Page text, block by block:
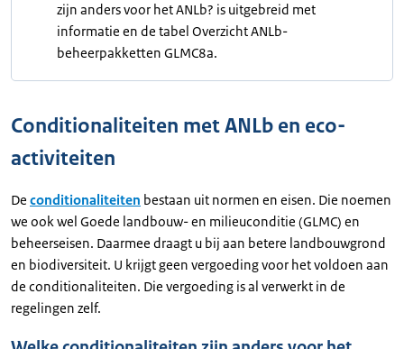
zijn anders voor het ANLb? is uitgebreid met
informatie en de tabel Overzicht ANLb-
beheerpakketten GLMC8a.
Conditionaliteiten met ANLb en eco-
activiteiten
De conditionaliteiten bestaan uit normen en eisen. Die noemen
we ook wel Goede landbouw- en milieuconditie (GLMC) en
beheerseisen. Daarmee draagt u bij aan betere landbouwgrond
en biodiversiteit. U krijgt geen vergoeding voor het voldoen aan
de conditionaliteiten. Die vergoeding is al verwerkt in de
regelingen zelf.